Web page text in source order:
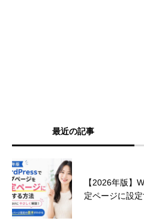
最近の記事
【2026年版】
定ページに設
ランサーズ ラ
せ！